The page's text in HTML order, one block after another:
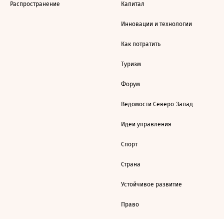
Распространение Капитал
Инновации и технологии
Как потратить
Туризм
Форум
Ведомости Северо-Запад
Идеи управления
Спорт
Страна
Устойчивое развитие
Право